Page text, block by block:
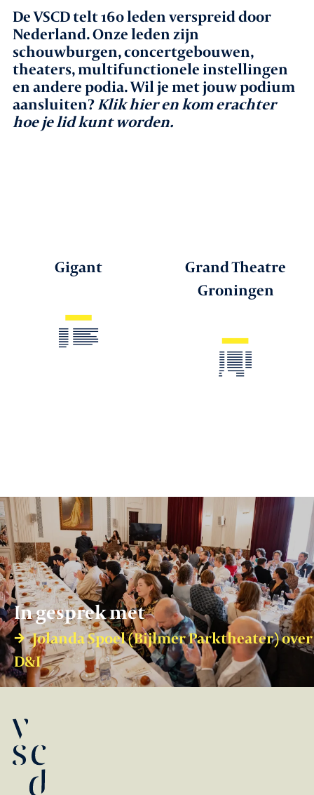
Agenda
Leden
Nieuws
Aanmelden nieuwsbrief
De VSCD telt 160 leden verspreid door
Nederland. Onze leden zijn
schouwburgen, concertgebouwen,
theaters, multifunctionele instellingen
en andere podia. Wil je met jouw podium
aansluiten? Klik hier en kom erachter
hoe je lid kunt worden.
Gigant
Grand Theatre
Groningen
In gesprek met
Jolanda Spoel (Bijlmer Parktheater) over
D&I